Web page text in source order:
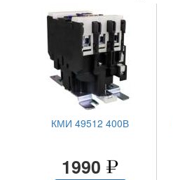
КМИ 49512 400В
1990